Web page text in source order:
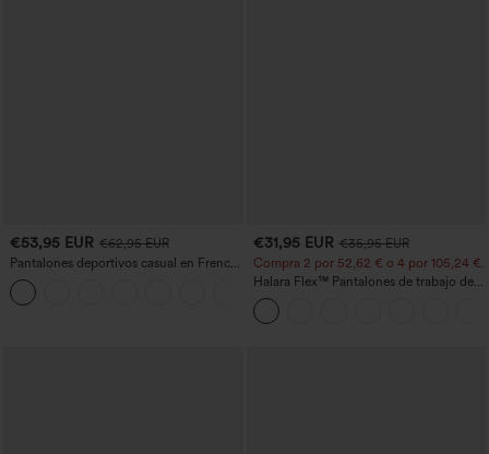
€53,95 EUR €62,95 EUR
Pantalones deportivos casual en French
terry con estampado denim, tiro medio,
estilo jeans y bolsillos
€31,95 EUR €35,95 EUR
Compra 2 por 52,62 € o 4 por 105,24 €.
Halara Flex™ Pantalones de trabajo de
talle alto, moldeadores del cuerpo, que
estilizan la cintura, con bolsillos, de
pierna ancha en micro‑waffle